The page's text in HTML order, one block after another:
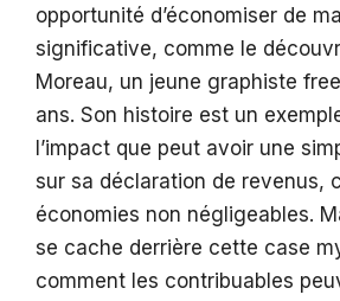
opportunité d’économiser de
significative, comme le
Moreau, un jeune graphiste
ans. Son histoire est un
l’impact que peut avoir une
sur sa déclaration de revenus,
économies non négligeables.
se cache derrière cette case
comment les contribuables